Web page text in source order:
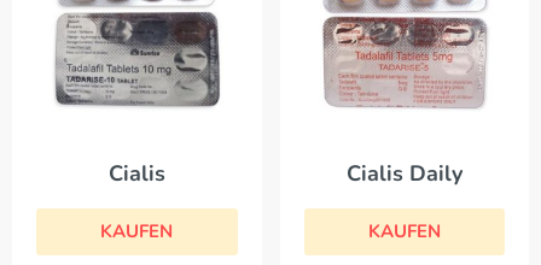
Cialis
KAUFEN
Cialis Daily
KAUFEN